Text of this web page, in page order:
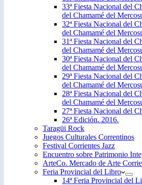
33ª Fiesta Nacional del
del Chamamé del
32ª Fiesta Nacional del
del Chamamé del
31ª Fiesta Nacional del
del Chamamé del
30ª Fiesta Nacional del
del Chamamé del
29ª Fiesta Nacional del
del Chamamé del
28ª Fiesta Nacional del
del Chamamé del
27ª Fiesta Nacional del
26ª Edición. 2016.
Taragüi Rock
Juegos Culturales Correntinos
Festival Corrientes Jazz
Encuentro sobre Patrimonio
ArteCo. Mercado de Arte
Feria Provincial del Libro
14ª Feria Provincial del